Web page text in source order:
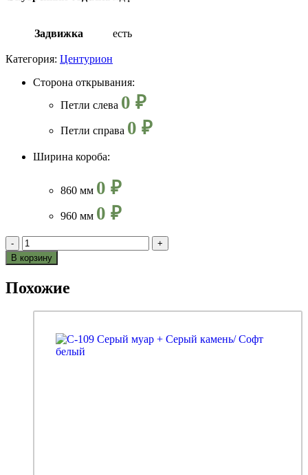
Задвижка есть
Категория: Центурион
Сторона открывания:
Петли слева 0 ₽
Петли справа 0 ₽
Ширина короба:
860 мм 0 ₽
960 мм 0 ₽
-
+
В корзину
Похожие